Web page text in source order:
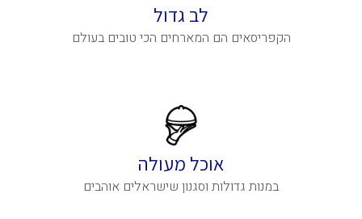
לב גדול
הקפריסאים הם המארחים הכי טובים בעולם
אוכל מעולה
במנות גדולות וסגנון שישראלים אוהבים